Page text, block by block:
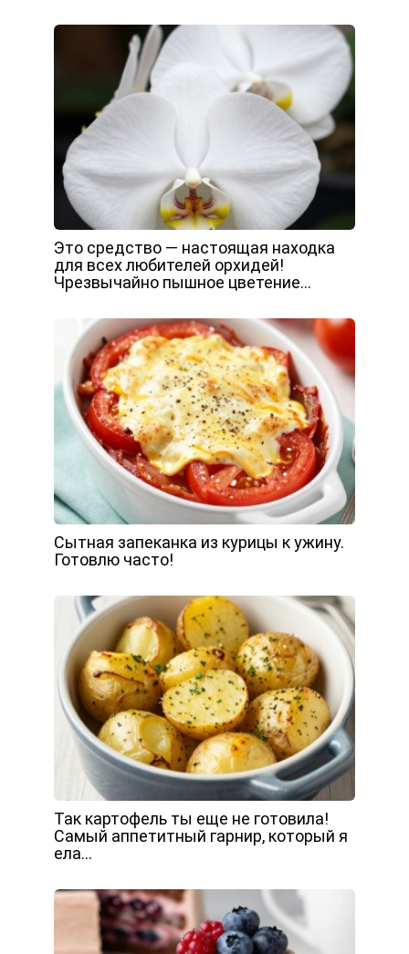
Это средство — настоящая находка
для всех любителей орхидей!
Чрезвычайно пышное цветение…
Сытная запеканка из курицы к ужину.
Готовлю часто!
Так картофель ты еще не готовила!
Самый аппетитный гарнир, который я
ела…